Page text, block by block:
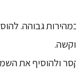
גבוהה.
ולהוסיף את